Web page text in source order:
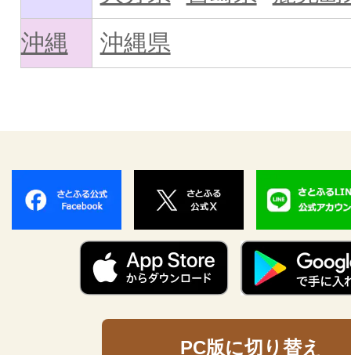
沖縄
沖縄県
PC版に切り替え